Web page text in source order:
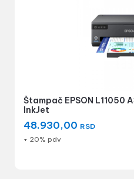
Štampač EPSON L11050
InkJet
48.930,00 RSD
+ 20% pdv